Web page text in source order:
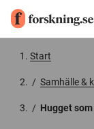
Start
/ Samhälle &
/ Hugget